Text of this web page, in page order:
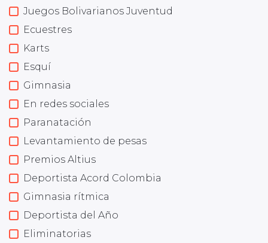
Juegos Bolivarianos Juventud
Ecuestres
Karts
Esquí
Gimnasia
En redes sociales
Paranatación
Levantamiento de pesas
Premios Altius
Deportista Acord Colombia
Gimnasia rítmica
Deportista del Año
Eliminatorias